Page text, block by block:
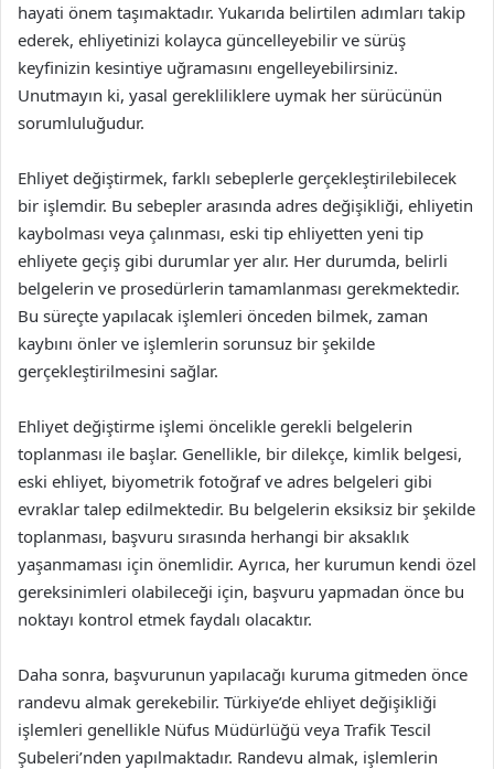
hayati önem taşımaktadır. Yukarıda belirtilen adımları takip
ederek, ehliyetinizi kolayca güncelleyebilir ve sürüş
keyfinizin kesintiye uğramasını engelleyebilirsiniz.
Unutmayın ki, yasal gerekliliklere uymak her sürücünün
sorumluluğudur.
Ehliyet değiştirmek, farklı sebeplerle gerçekleştirilebilecek
bir işlemdir. Bu sebepler arasında adres değişikliği, ehliyetin
kaybolması veya çalınması, eski tip ehliyetten yeni tip
ehliyete geçiş gibi durumlar yer alır. Her durumda, belirli
belgelerin ve prosedürlerin tamamlanması gerekmektedir.
Bu süreçte yapılacak işlemleri önceden bilmek, zaman
kaybını önler ve işlemlerin sorunsuz bir şekilde
gerçekleştirilmesini sağlar.
Ehliyet değiştirme işlemi öncelikle gerekli belgelerin
toplanması ile başlar. Genellikle, bir dilekçe, kimlik belgesi,
eski ehliyet, biyometrik fotoğraf ve adres belgeleri gibi
evraklar talep edilmektedir. Bu belgelerin eksiksiz bir şekilde
toplanması, başvuru sırasında herhangi bir aksaklık
yaşanmaması için önemlidir. Ayrıca, her kurumun kendi özel
gereksinimleri olabileceği için, başvuru yapmadan önce bu
noktayı kontrol etmek faydalı olacaktır.
Daha sonra, başvurunun yapılacağı kuruma gitmeden önce
randevu almak gerekebilir. Türkiye’de ehliyet değişikliği
işlemleri genellikle Nüfus Müdürlüğü veya Trafik Tescil
Şubeleri’nden yapılmaktadır. Randevu almak, işlemlerin